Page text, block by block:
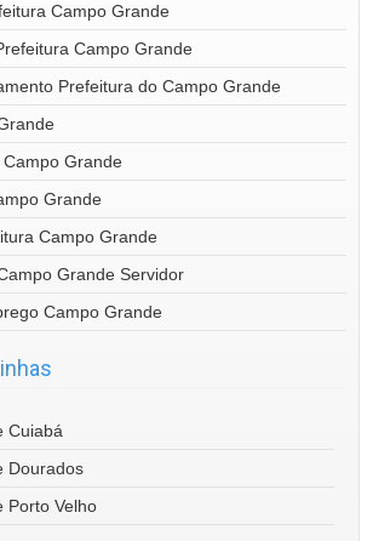
Campo Grande
Campo Grande
Prefeitura do Campo Grande
Grande
Grande
Campo Grande
Grande Servidor
Campo Grande
Cuiabá
Dourados
Porto Velho